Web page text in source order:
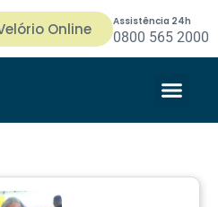
Online Assistência 24h
0800 565 2000